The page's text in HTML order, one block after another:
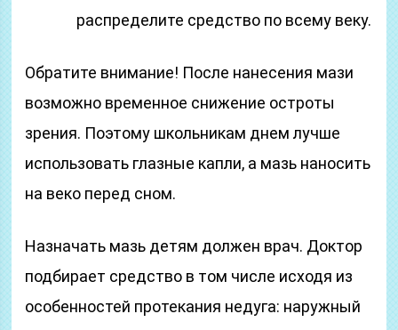
распределите средство по всему веку.
Обратите внимание! После нанесения мази
возможно временное снижение остроты
зрения. Поэтому школьникам днем лучше
использовать глазные капли, а мазь наносить
на веко перед сном.
Назначать мазь детям должен врач. Доктор
подбирает средство в том числе исходя из
особенностей протекания недуга: наружный